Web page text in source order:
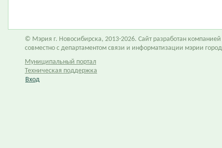
© Мэрия г. Новосибирска, 2013-2026. Сайт разработан компанией
совместно с департаментом связи и информатизации мэрии
Муниципальный портал
Техническая поддержка
Вход